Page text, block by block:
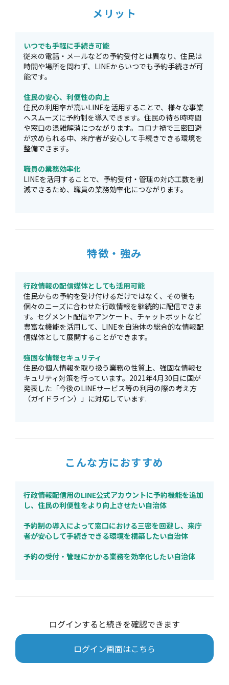
メリット
いつでも手軽に手続き可能
従来の電話・メールなどの予約受付とは異なり、住民は
時間や場所を問わず、LINEからいつでも予約手続きが可
能です。
住民の安心、利便性の向上
住民の利用率が高いLINEを活用することで、様々な事業
へスムーズに予約制を導入できます。住民の待ち時時間
や窓口の混雑解消につながります。コロナ禍で三密回避
が求められる中、来庁者が安心して手続きできる環境を
整備できます。
職員の業務効率化
LINEを活用することで、予約受付・管理の対応工数を削
減できるため、職員の業務効率化につながります。
特徴・強み
行政情報の配信媒体としても活用可能
住民からの予約を受け付けるだけではなく、その後も
個々のニーズに合わせた行政情報を継続的に配信できま
す。セグメント配信やアンケート、チャットボットなど
豊富な機能を活用して、LINEを自治体の総合的な情報配
信媒体として展開することができます。
強固な情報セキュリティ
住民の個人情報を取り扱う業務の性質上、強固な情報セ
キュリティ対策を行っています。2021年4月30日に国が
発表した「今後のLINEサービス等の利用の際の考え方
（ガイドライン）」に対応しています.
こんな方におすすめ
行政情報配信用のLINE公式アカウントに予約機能を追加
し、住民の利便性をより向上させたい自治体
予約制の導入によって窓口における三密を回避し、来庁
者が安心して手続きできる環境を構築したい自治体
予約の受付・管理にかかる業務を効率化したい自治体
ログインすると続きを確認できます
ログイン画面はこちら